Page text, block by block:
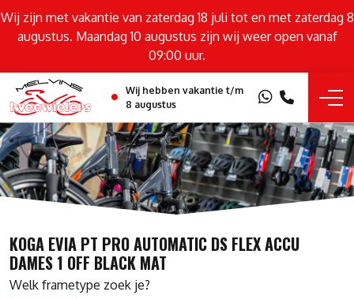
Wij zijn met vakantie van zaterdag 18 juli tot en met zaterdag 8
augustus. Maandag 10 augustus zijn wij weer open vanaf
09:00 uur.
Wij hebben vakantie t/m
8 augustus
KOGA EVIA PT PRO AUTOMATIC DS FLEX ACCU
DAMES 1 OFF BLACK MAT
Welk frametype zoek je?